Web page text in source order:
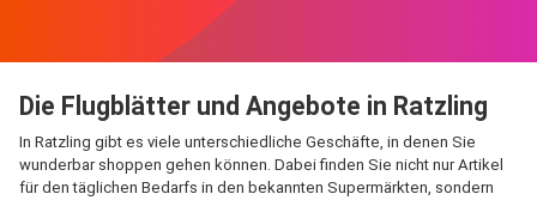
Die Flugblätter und Angebote in Ratzling
In Ratzling gibt es viele unterschiedliche Geschäfte, in denen Sie
wunderbar shoppen gehen können. Dabei finden Sie nicht nur Artikel
für den täglichen Bedarfs in den bekannten Supermärkten, sondern